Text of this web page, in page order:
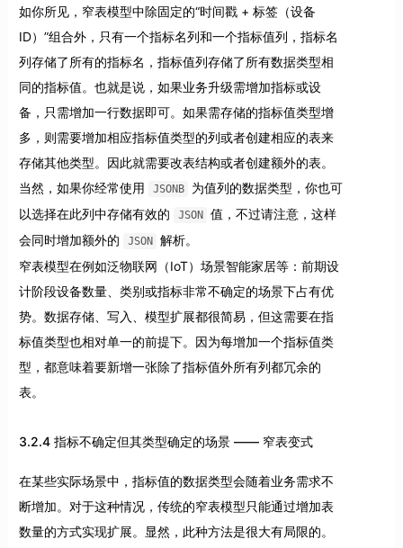
如你所见，窄表模型中除固定的“时间戳 + 标签（设备
ID）”组合外，只有一个指标名列和一个指标值列，指标名
列存储了所有的指标名，指标值列存储了所有数据类型相
同的指标值。也就是说，如果业务升级需增加指标或设
备，只需增加一行数据即可。如果需存储的指标值类型增
多，则需要增加相应指标值类型的列或者创建相应的表来
存储其他类型。因此就需要改表结构或者创建额外的表。
当然，如果你经常使用
JSONB
为值列的数据类型，你也可
以选择在此列中存储有效的
JSON
值，不过请注意，这样
会同时增加额外的
JSON
解析。
窄表模型在例如泛物联网（IoT）场景智能家居等：前期设
计阶段设备数量、类别或指标非常不确定的场景下占有优
势。数据存储、写入、模型扩展都很简易，但这需要在指
标值类型也相对单一的前提下。因为每增加一个指标值类
型，都意味着要新增一张除了指标值外所有列都冗余的
表。
3.2.4 指标不确定但其类型确定的场景 —— 窄表变式
在某些实际场景中，指标值的数据类型会随着业务需求不
断增加。对于这种情况，传统的窄表模型只能通过增加表
数量的方式实现扩展。显然，此种方法是很大有局限的。